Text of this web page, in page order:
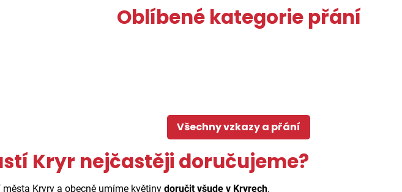
Oblíbené kategorie přání
Všechny vzkazy a přání
Kryr nejčastěji doručujeme?
Kryry a obecně umíme květiny doručit všude v Kryrech.